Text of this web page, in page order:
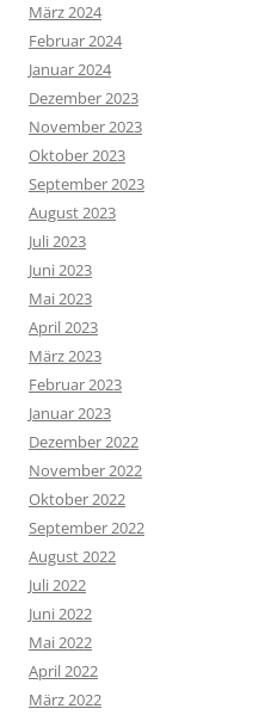
März 2024
Februar 2024
Januar 2024
Dezember 2023
November 2023
Oktober 2023
September 2023
August 2023
Juli 2023
Juni 2023
Mai 2023
April 2023
März 2023
Februar 2023
Januar 2023
Dezember 2022
November 2022
Oktober 2022
September 2022
August 2022
Juli 2022
Juni 2022
Mai 2022
April 2022
März 2022